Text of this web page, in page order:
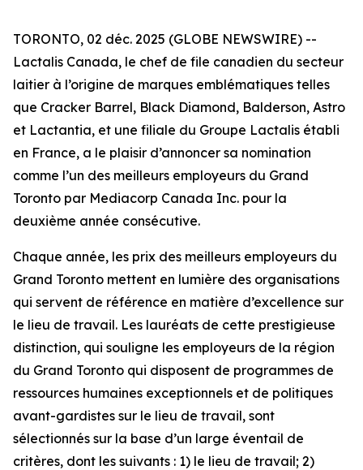
TORONTO, 02 déc. 2025 (GLOBE NEWSWIRE) --
Lactalis Canada, le chef de file canadien du secteur
laitier à l’origine de marques emblématiques telles
que Cracker Barrel, Black Diamond, Balderson, Astro
et Lactantia, et une filiale du Groupe Lactalis établi
en France, a le plaisir d’annoncer sa nomination
comme l’un des meilleurs employeurs du Grand
Toronto par Mediacorp Canada Inc. pour la
deuxième année consécutive.
Chaque année, les prix des meilleurs employeurs du
Grand Toronto mettent en lumière des organisations
qui servent de référence en matière d’excellence sur
le lieu de travail. Les lauréats de cette prestigieuse
distinction, qui souligne les employeurs de la région
du Grand Toronto qui disposent de programmes de
ressources humaines exceptionnels et de politiques
avant-gardistes sur le lieu de travail, sont
sélectionnés sur la base d’un large éventail de
critères, dont les suivants : 1) le lieu de travail; 2)